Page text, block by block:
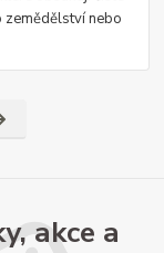
nebo
akce a